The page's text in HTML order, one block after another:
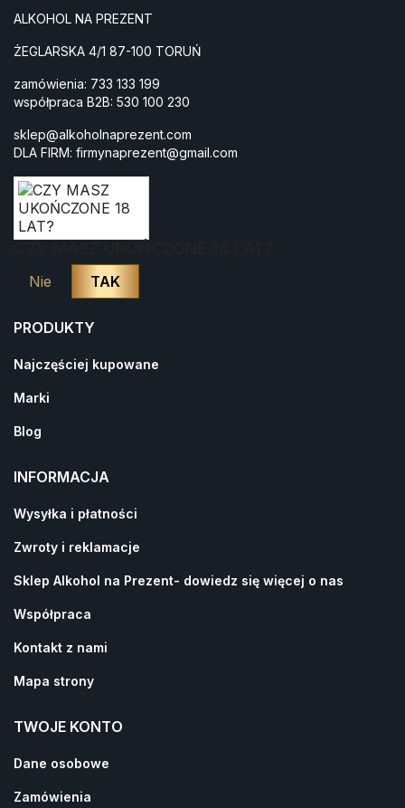
ALKOHOL NA PREZENT
ŻEGLARSKA 4/1 87-100 TORUŃ
zamówienia: 733 133 199
współpraca B2B: 530 100 230
sklep@alkoholnaprezent.com
DLA FIRM: firmynaprezent@gmail.com
Nie TAK
Zapisz się do newslettera i
Wyrażam zgodę na otrzymywanie newslettera oraz
informacji o promocjach.
PRODUKTY
Najczęściej kupowane
Marki
Blog
INFORMACJA
Wysyłka i płatności
Zwroty i reklamacje
Sklep Alkohol na Prezent- dowiedz się więcej o nas
Współpraca
Kontakt z nami
Mapa strony
TWOJE KONTO
Dane osobowe
Zamówienia